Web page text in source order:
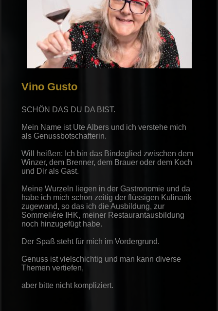
Vino Gusto
SCHÖN DAS DU DA BIST.
Mein Name ist Ute Albers und ich verstehe mich
als Genussbotschafterin.
Will heißen: Ich bin das Bindeglied zwischen dem
Winzer, dem Brenner, dem Brauer oder dem Koch
und Dir als Gast.
Meine Wurzeln liegen in der Gastronomie und da
habe ich mich schon zeitig der flüssigen Kulinarik
zugewand, so das ich die Ausbildung, zur
Sommeliére IHK, meiner Restaurantausbildung
noch hinzugefügt habe.
Der Spaß steht für mich im Vordergrund.
Genuss ist vielschichtig und man kann diverse
Themen vertiefen,
aber bitte nicht kompliziert.